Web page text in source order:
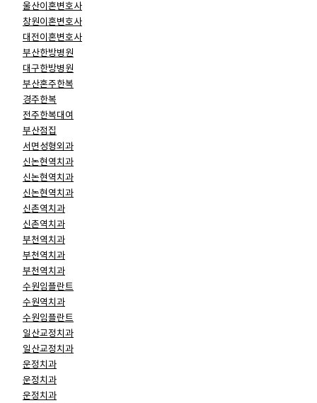
울산이혼변호사
창원이혼변호사
대전이혼변호사
부산한방병원
대구한방병원
부산혼주한복
경주한복
전주한복대여
부산점집
서면성형외과
신논현역치과
신논현역치과
신논현역치과
신촌역치과
신촌역치과
부천역치과
부천역치과
부천역치과
수원임플란트
수원역치과
수원임플란트
일산교정치과
일산교정치과
운정치과
운정치과
운정치과